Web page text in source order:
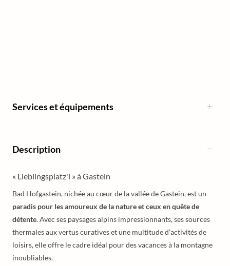
Services et équipements
Description
« Lieblingsplatz'l » à Gastein
Bad Hofgastein, nichée au cœur de la vallée de Gastein, est un
paradis pour les amoureux de la nature et ceux en quête de
détente. Avec ses paysages alpins impressionnants, ses sources
thermales aux vertus curatives et une multitude d’activités de
loisirs, elle offre le cadre idéal pour des vacances à la montagne
inoubliables.